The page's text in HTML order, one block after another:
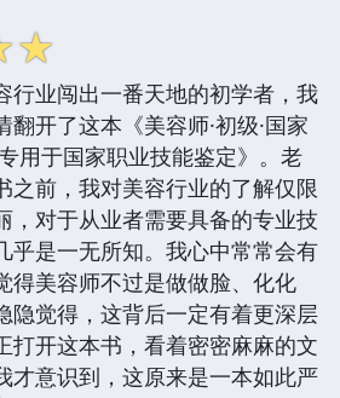
☆
行业闯出一番天地的初学者，我
开了这本《美容师·初级·国家
用于国家职业技能鉴定》。老
之前，我对美容行业的了解仅限
，对于从业者需要具备的专业技
乎是一无所知。我心中常常会有
得美容师不过是做做脸、化化
隐觉得，这背后一定有着更深层
打开这本书，看着密密麻麻的文
才意识到，这原来是一本如此严